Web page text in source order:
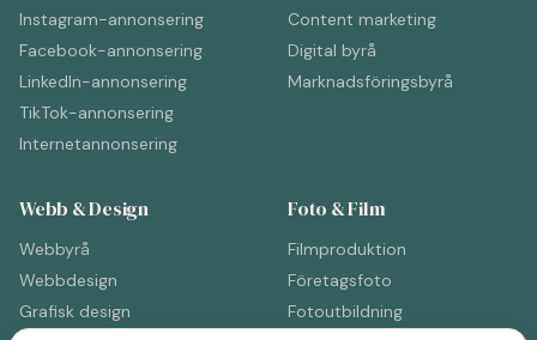
Instagram-annonsering
Facebook-annonsering
LinkedIn-annonsering
TikTok-annonsering
Internetannonsering
Content marketing
Digital byrå
Marknadsföringsbyrå
Webb & Design
Webbyrå
Webbdesign
Grafisk design
Foto & Film
Filmproduktion
Företagsfoto
Fotoutbildning